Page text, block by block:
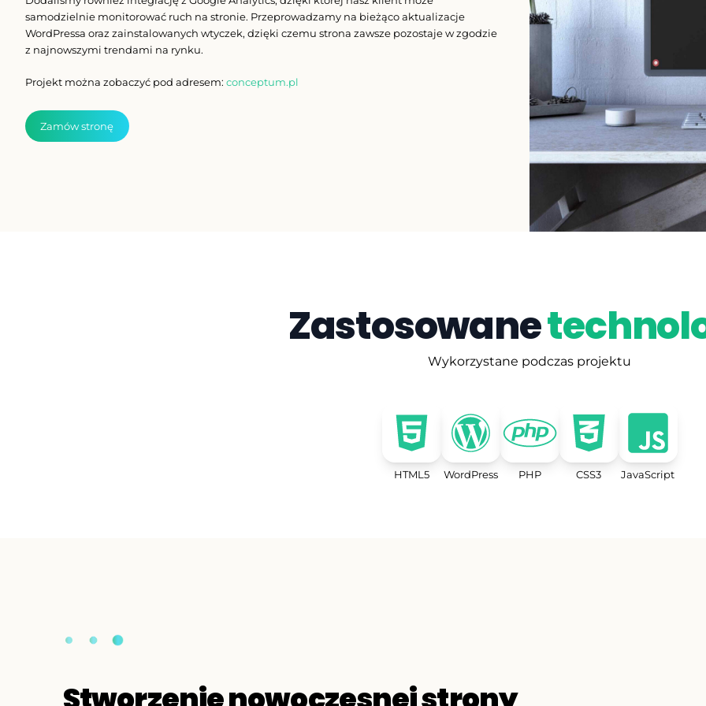
samodzielnie monitorować ruch na stronie. Przeprowadzamy na bieżąco aktualizacje
WordPressa oraz zainstalowanych wtyczek, dzięki czemu strona zawsze pozostaje w zgodzie
z najnowszymi trendami na rynku.
Projekt można zobaczyć pod adresem: conceptum.pl
Zamów stronę
Zastosowane
Wykorzystane podczas projektu
HTML5 WordPress PHP CSS3 JavaScript